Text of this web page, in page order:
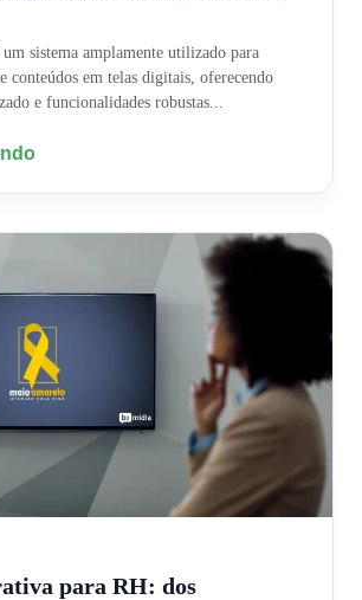
sistema amplamente utilizado para
conteúdos em telas digitais, oferecendo
e funcionalidades robustas...
para RH: dos